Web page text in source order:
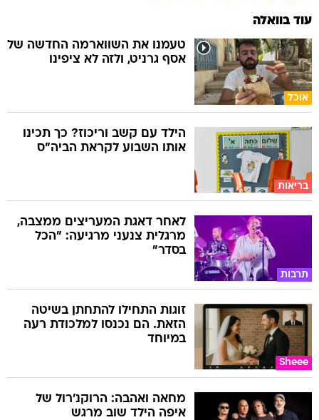
עוד בוואלה
אוכל
טעמנו את השווארמה החדשה של
אסף גרניט, ולזה לא ציפינו
בריאות
הילד עם קשב וריכוז? כך תכינו
אותו השבוע לקראת הביה"ס
תרבות
לאחר דאגת המעריצים ממצבה,
מרגלית צנעני מרגיעה: "הכל
בסדר"
Sheee
זוגות התחילו להתחתן בשיטה
הזאת. הם נכנסו למלכודת רעה
במיוחד
מחאה ואהבה: הרוקנ'רול של
איפה הילד שוב מרגש